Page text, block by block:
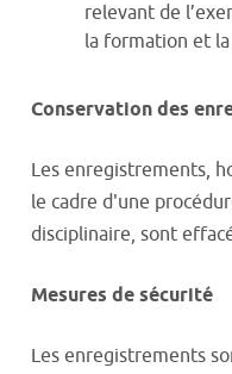
relevant de
la formation et
Conservation des
Les enregistrements,
le cadre d'une
disciplinaire, sont
Mesures de sécurité
Les enregistrements